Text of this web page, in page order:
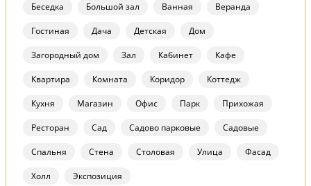
Беседка Большой зал Ванная Веранда
Гостиная Дача Детская Дом
Загородный дом Зал Кабинет Кафе
Квартира Комната Коридор Коттедж
Кухня Магазин Офис Парк Прихожая
Ресторан Сад Садово парковые Садовые
Спальня Стена Столовая Улица Фасад
Холл Экспозиция